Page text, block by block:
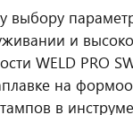
выбору
и
WELD PRO
на
в